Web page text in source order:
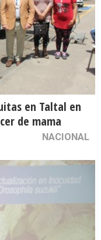
en Taltal en
de mama
NACIONAL